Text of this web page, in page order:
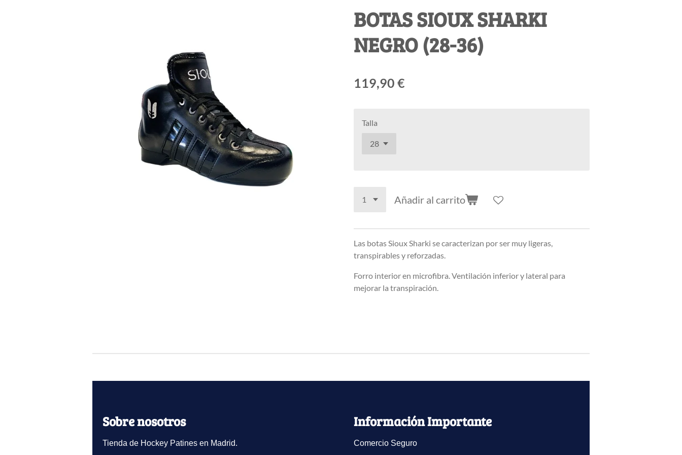
BOTAS SIOUX SHARKI
NEGRO (28-36)
119,90 €
Talla
Añadir al carrito
Las botas Sioux Sharki se caracterizan por ser muy ligeras,
transpirables y reforzadas.
Forro interior en microfibra. Ventilación inferior y lateral para
mejorar la transpiración.
Sobre nosotros
Tienda de Hockey Patines en Madrid.
Información Importante
Comercio Seguro